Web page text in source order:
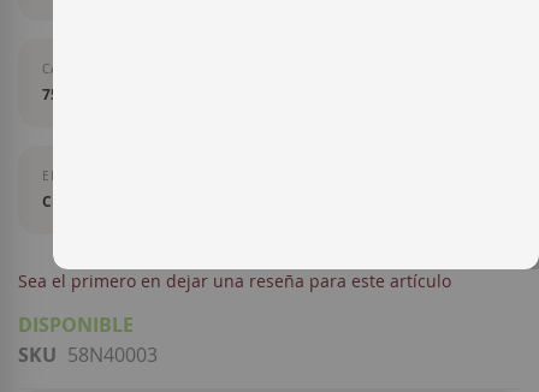
CAPACIDAD
75 cl
ENVEJECIMIENTO
Crianza
Sea el primero en dejar una reseña para este artículo
DISPONIBLE
SKU 58N40003